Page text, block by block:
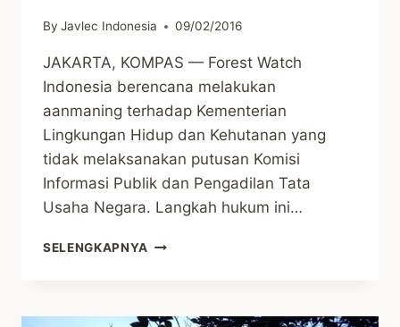
By Javlec Indonesia 09/02/2016
JAKARTA, KOMPAS — Forest Watch
Indonesia berencana melakukan
aanmaning terhadap Kementerian
Lingkungan Hidup dan Kehutanan yang
tidak melaksanakan putusan Komisi
Informasi Publik dan Pengadilan Tata
Usaha Negara. Langkah hukum ini…
SELENGKAPNYA DATA
DI